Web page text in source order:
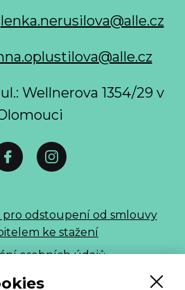
lenka.nerusilova@alle.cz
Wellnerova 1354/29 v
odstoupení od smlouvy
ke stažení
osobních údajů
ALLE 2026